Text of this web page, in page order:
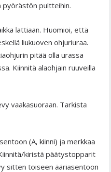
pyörästön pultteihin.
lattiaan. Huomioi, että
liukuoven ohjuriuraa.
pitää olla urassa
Kiinnitä alaohjain ruuveilla
vaakasuoraan. Tarkista
(A, kiinni) ja merkkaa
kiristä päätystopparit
sitten toiseen ääriasentoon